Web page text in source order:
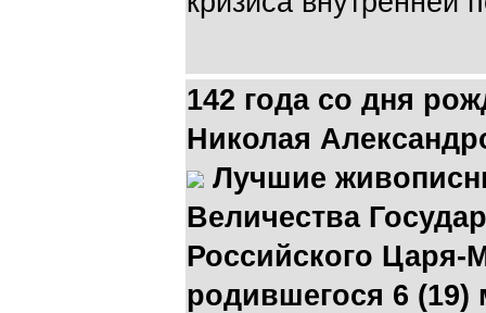
142 года со дня
Николая
Лучшие
Величества
Российского Царя-
родившегося 6 (19)